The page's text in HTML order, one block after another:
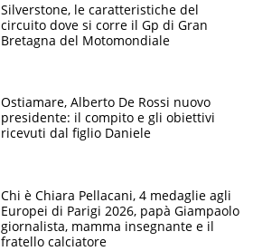
Silverstone, le caratteristiche del
circuito dove si corre il Gp di Gran
Bretagna del Motomondiale
Ostiamare, Alberto De Rossi nuovo
presidente: il compito e gli obiettivi
ricevuti dal figlio Daniele
Chi è Chiara Pellacani, 4 medaglie agli
Europei di Parigi 2026, papà Giampaolo
giornalista, mamma insegnante e il
fratello calciatore